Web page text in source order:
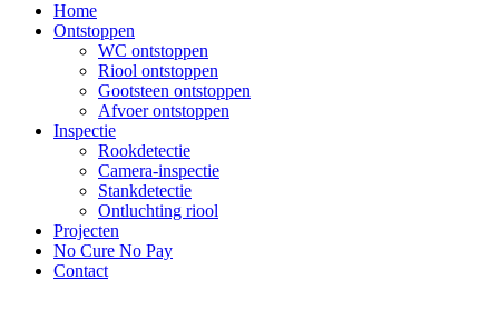
Home
Ontstoppen
WC ontstoppen
Riool ontstoppen
Gootsteen ontstoppen
Afvoer ontstoppen
Inspectie
Rookdetectie
Camera-inspectie
Stankdetectie
Ontluchting riool
Projecten
No Cure No Pay
Contact